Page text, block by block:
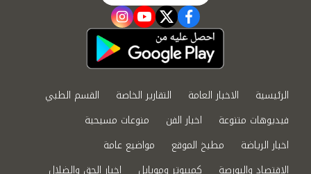
facebook
twitter
youtube
instagram
الرئيسية الاخبار العامة التقارير الخاصة
القسم الطبي
فيديوهات متنوعة
اخبار الفن
منوعات مسيحية
اخبار الرياضة
مطبخ الموقع
مواضيع عامة
الاقتصاد والبورصة
كمبيوتر وموبايل اخبار الحق والضلال